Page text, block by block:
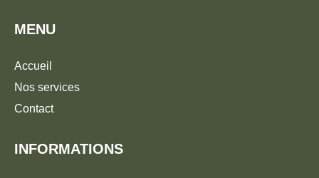
MENU
Accueil
Nos services
Contact
INFORMATIONS